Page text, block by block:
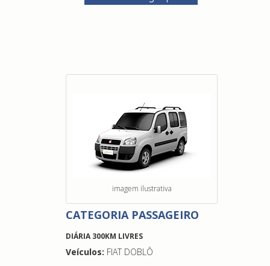
imagem ilustrativa
CATEGORIA PASSAGEIRO
DIÁRIA 300KM LIVRES
Veículos: FIAT DOBLÔ